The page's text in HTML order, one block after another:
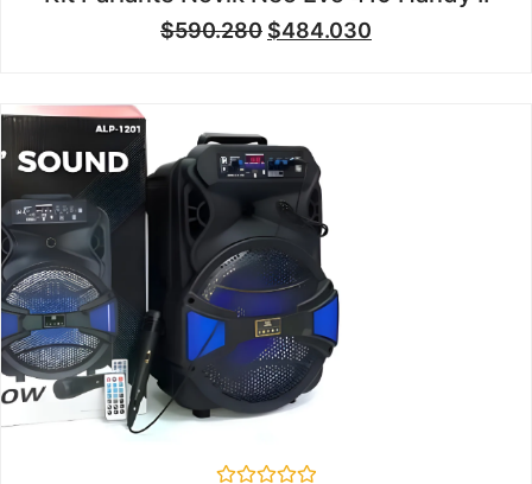
0
de
$590.280 $484.030